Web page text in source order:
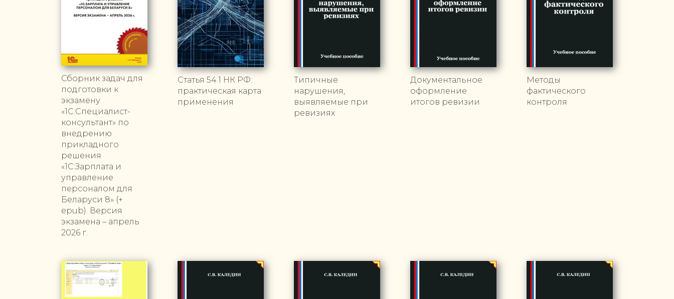
Сборник задач для
подготовки к
экзамену
«1С:Специалист-
консультант» по
внедрению
прикладного
решения
«1С:Зарплата и
управление
персоналом для
Беларуси 8» (+
epub). Версия
экзамена – апрель
2026 г.
Статья 54.1 НК РФ:
практическая карта
применения
Типичные
нарушения,
выявляемые при
ревизиях
Документальное
оформление
итогов ревизии
Методы
фактического
контроля